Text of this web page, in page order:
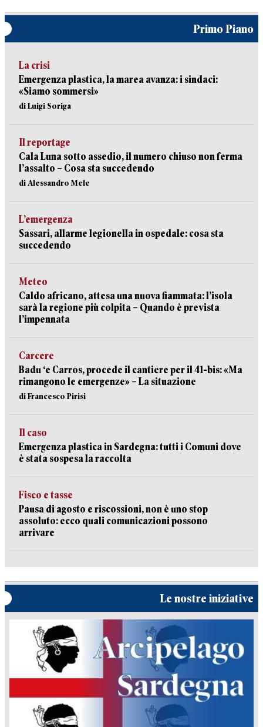
Primo Piano
La crisi
Emergenza plastica, la marea avanza: i sindaci:
«Siamo sommersi»
di Luigi Soriga
Il reportage
Cala Luna sotto assedio, il numero chiuso non ferma
l’assalto – Cosa sta succedendo
di Alessandro Mele
L’emergenza
Sassari, allarme legionella in ospedale: cosa sta
succedendo
Meteo
Caldo africano, attesa una nuova fiammata: l’isola
sarà la regione più colpita – Quando è prevista
l’impennata
Carcere
Badu ‘e Carros, procede il cantiere per il 41-bis: «Ma
rimangono le emergenze» – La situazione
di Francesco Pirisi
Il caso
Emergenza plastica in Sardegna: tutti i Comuni dove
è stata sospesa la raccolta
Fisco e tasse
Pausa di agosto e riscossioni, non è uno stop
assoluto: ecco quali comunicazioni possono
arrivare
Le nostre iniziative